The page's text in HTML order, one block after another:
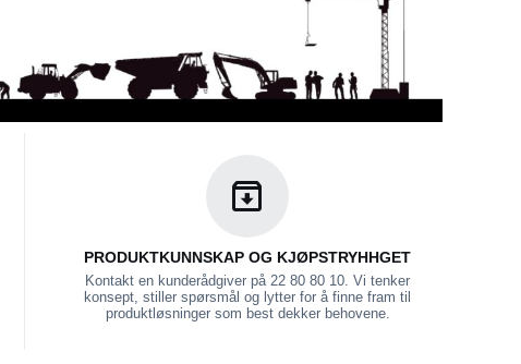
PRODUKTKUNNSKAP OG KJØPSTRYHHGET
Kontakt en kunderådgiver på 22 80 80 10. Vi tenker
konsept, stiller spørsmål og lytter for å finne fram til
produktløsninger som best dekker behovene.